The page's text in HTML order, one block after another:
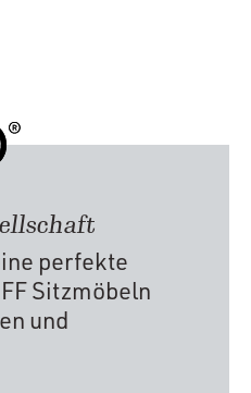
perfekte
Sitzmöbeln
und